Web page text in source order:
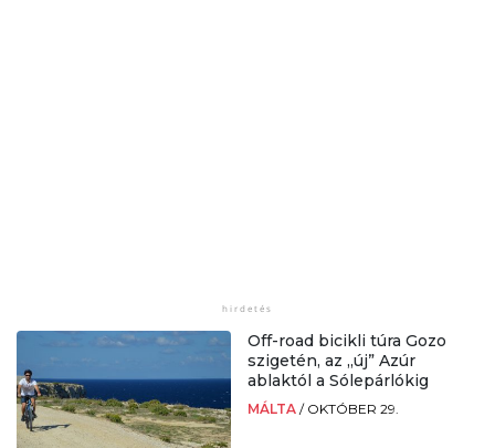
Off-road bicikli túra Gozo
szigetén, az „új” Azúr
ablaktól a Sólepárlókig
MÁLTA / OKTÓBER 29.